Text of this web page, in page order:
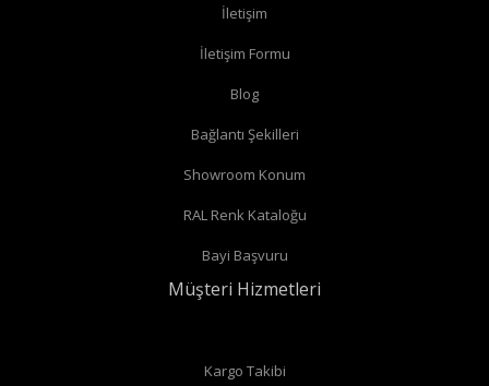
Radyatör borularınız yerden çıkıyor ve radyatörünüzün alt
düz vanaalabilirsiniz.
Radyatör borularınız duvardan çıkıyor ve radyatörün yan
köşe vana
alabilirsiniz.
Radyatör borularınız duvardan çıkıyor ve radyatörün arka
düz vanaalabilirsiniz.
Düz radyatör vanalarında
İletişim
İletişim Formu
Blog
Bağlantı Şekilleri
Showroom Konum
RAL Renk Kataloğu
Bayi Başvuru
Müşteri Hizmetleri
Kargo Takibi